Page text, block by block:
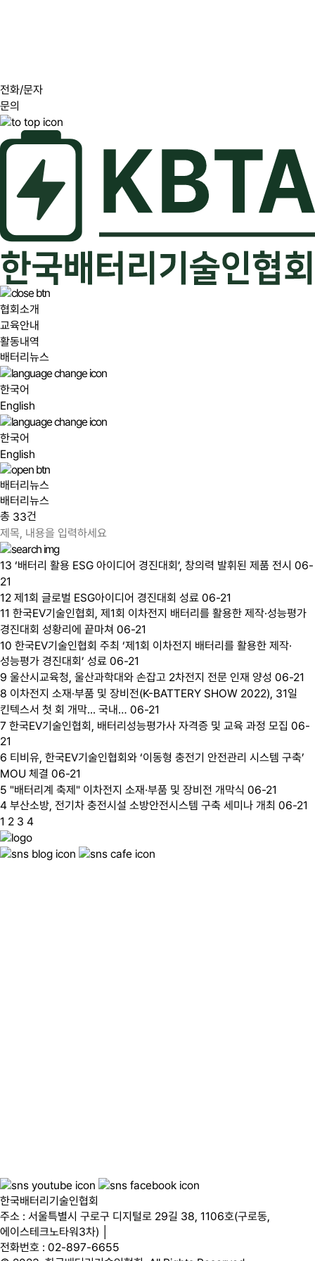
전화/문자
문의
협회소개
교육안내
활동내역
배터리뉴스
한국어
English
한국어
English
배터리뉴스
배터리뉴스
총 33건
13 ‘배터리 활용 ESG 아이디어 경진대회’, 창의력 발휘된 제품 전시 06-
21
12 제1회 글로벌 ESG아이디어 경진대회 성료 06-21
11 한국EV기술인협회, 제1회 이차전지 배터리를 활용한 제작·성능평가
경진대회 성황리에 끝마쳐 06-21
10 한국EV기술인협회 주최 ‘제1회 이차전지 배터리를 활용한 제작·
성능평가 경진대회’ 성료 06-21
9 울산시교육청, 울산과학대와 손잡고 2차전지 전문 인재 양성 06-21
8 이차전지 소재·부품 및 장비전(K-BATTERY SHOW 2022), 31일
킨텍스서 첫 회 개막... 국내… 06-21
7 한국EV기술인협회, 배터리성능평가사 자격증 및 교육 과정 모집 06-
21
6 티비유, 한국EV기술인협회와 ‘이동형 충전기 안전관리 시스템 구축’
MOU 체결 06-21
5 "배터리계 축제" 이차전지 소재·부품 및 장비전 개막식 06-21
4 부산소방, 전기차 충전시설 소방안전시스템 구축 세미나 개최 06-21
1 2 3 4
한국배터리기술인협회
주소 : 서울특별시 구로구 디지털로 29길 38, 1106호(구로동,
에이스테크노타워3차) │
전화번호 : 02-897-6655